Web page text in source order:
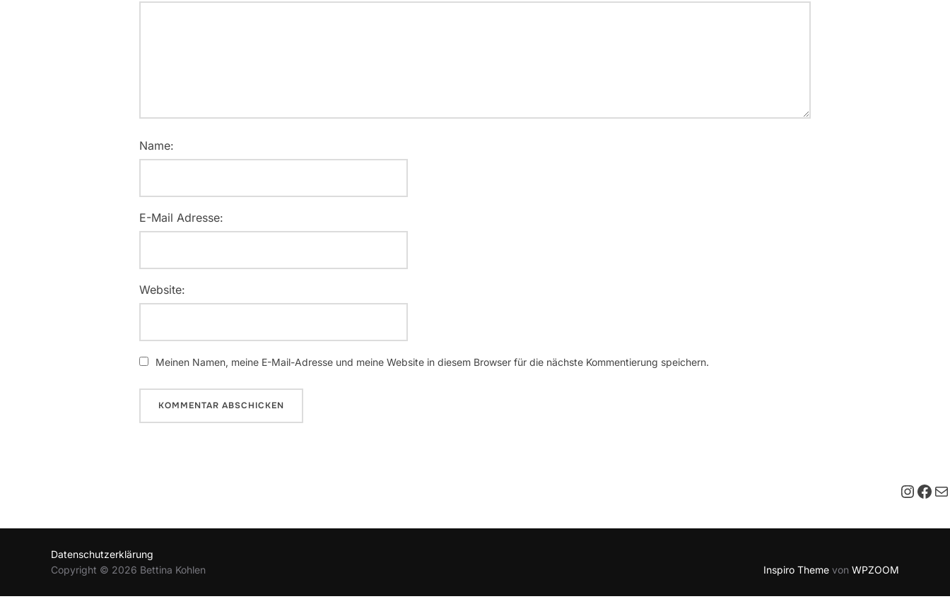
Name:
E-Mail Adresse:
Website:
Meinen Namen, meine E-Mail-Adresse und meine Website in diesem Browser für die nächste Kommentierung speichern.
E-
Datenschutzerklärung
Copyright © 2026 Bettina Kohlen
Inspiro Theme von WPZOOM